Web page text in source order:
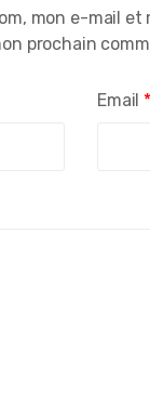
Email *
mon e-mail et
prochain